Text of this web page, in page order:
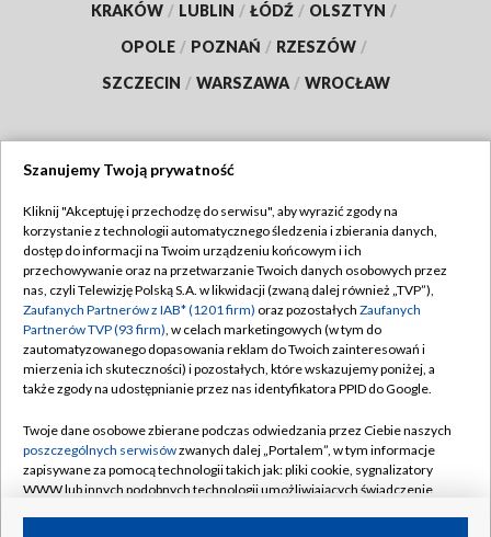
KRAKÓW / LUBLIN / ŁÓDŹ / OLSZTYN /
OPOLE / POZNAŃ / RZESZÓW /
SZCZECIN / WARSZAWA / WROCŁAW
TVP
Abonament TVP
Emisja w TVP
Centrum informacji TVP
Naziemna Telewizja Cyfrowa
Rada Programowa
System NOS
Informacje o nadawcy
Regulamin TVP
Polityka prywatności
Moje zgody
Pomoc
Kontakt
Kanały
Szanujemy Twoją prywatność
Kliknij "Akceptuję i przechodzę do serwisu", aby wyrazić zgody na
korzystanie z technologii automatycznego śledzenia i zbierania danych,
dostęp do informacji na Twoim urządzeniu końcowym i ich
przechowywanie oraz na przetwarzanie Twoich danych osobowych przez
nas, czyli Telewizję Polską S.A. w likwidacji (zwaną dalej również „TVP”),
Zaufanych Partnerów z IAB* (1201 firm) oraz pozostałych Zaufanych
Partnerów TVP (93 firm), w celach marketingowych (w tym do
zautomatyzowanego dopasowania reklam do Twoich zainteresowań i
mierzenia ich skuteczności) i pozostałych, które wskazujemy poniżej, a
także zgody na udostępnianie przez nas identyfikatora PPID do Google.
Twoje dane osobowe zbierane podczas odwiedzania przez Ciebie naszych
poszczególnych serwisówzwanych dalej „Portalem”, w tym informacje
zapisywane za pomocą technologii takich jak: pliki cookie, sygnalizatory
WWW lub innych podobnych technologii umożliwiających świadczenie